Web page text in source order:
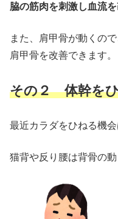
脇の筋肉を刺激し血流
また、肩甲骨が動くの
肩甲骨を改善できます。
その２ 体幹を
最近カラダをひねる機
猫背や反り腰は背骨の動